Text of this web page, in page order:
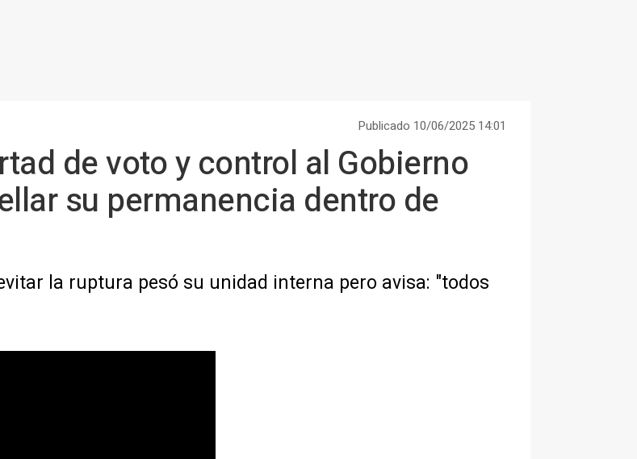
Publicado 10/06/2025 14:01
de voto y control al Gobierno
su permanencia dentro de
la ruptura pesó su unidad interna pero avisa: "todos